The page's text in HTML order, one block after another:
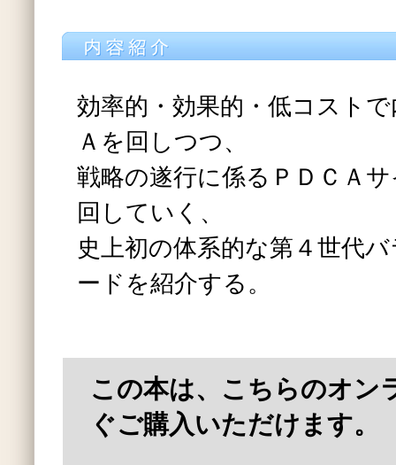
効率的・効果的・低コスト
Ａを回しつつ、
戦略の遂行に係るＰＤＣＡ
回していく、
史上初の体系的な第４世代
ードを紹介する。
この本は、こちらのオン
ぐご購入いただけます。